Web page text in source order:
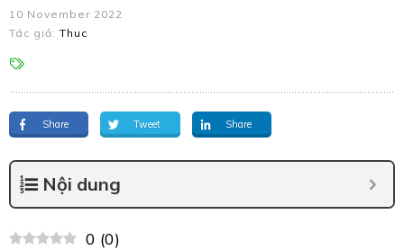
10 November 2022
Tác giả: Thuc
Share Tweet Share
Nội dung
0 (0)